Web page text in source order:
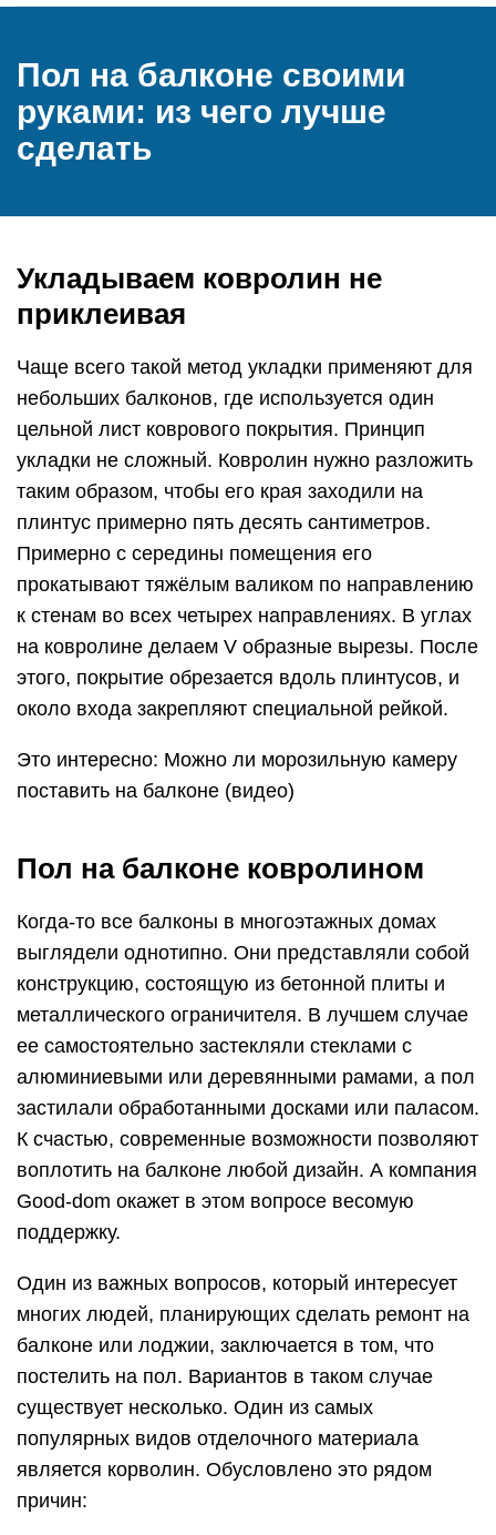
Пол на балконе своими
руками: из чего лучше
сделать
Укладываем ковролин не
приклеивая
Чаще всего такой метод укладки применяют для
небольших балконов, где используется один
цельной лист коврового покрытия. Принцип
укладки не сложный. Ковролин нужно разложить
таким образом, чтобы его края заходили на
плинтус примерно пять десять сантиметров.
Примерно с середины помещения его
прокатывают тяжёлым валиком по направлению
к стенам во всех четырех направлениях. В углах
на ковролине делаем V образные вырезы. После
этого, покрытие обрезается вдоль плинтусов, и
около входа закрепляют специальной рейкой.
Это интересно: Можно ли морозильную камеру
поставить на балконе (видео)
Пол на балконе ковролином
Когда-то все балконы в многоэтажных домах
выглядели однотипно. Они представляли собой
конструкцию, состоящую из бетонной плиты и
металлического ограничителя. В лучшем случае
ее самостоятельно застекляли стеклами с
алюминиевыми или деревянными рамами, а пол
застилали обработанными досками или паласом.
К счастью, современные возможности позволяют
воплотить на балконе любой дизайн. А компания
Good-dom окажет в этом вопросе весомую
поддержку.
Один из важных вопросов, который интересует
многих людей, планирующих сделать ремонт на
балконе или лоджии, заключается в том, что
постелить на пол. Вариантов в таком случае
существует несколько. Один из самых
популярных видов отделочного материала
является корволин. Обусловлено это рядом
причин: